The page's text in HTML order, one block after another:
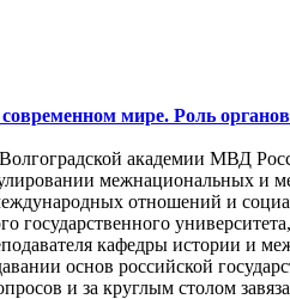
мире. Роль
академии МВД
межнациональных
отношений и
государственного
кафедры истории
основ российской
и за круглым столом